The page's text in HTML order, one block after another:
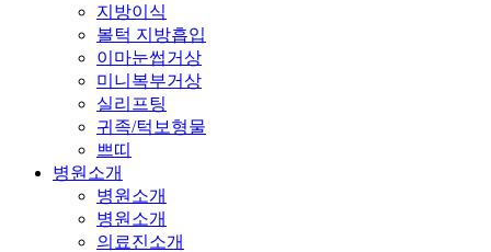
지방이식
볼턱 지방흡입
이마눈썹거상
미니복부거상
실리프팅
귀족/턱보형물
쁘띠
병원소개
병원소개
병원소개
의료진소개